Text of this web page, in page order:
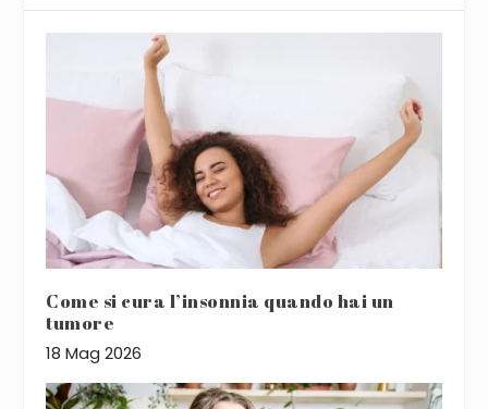
Come si cura l’insonnia quando hai un
tumore
18 Mag 2026